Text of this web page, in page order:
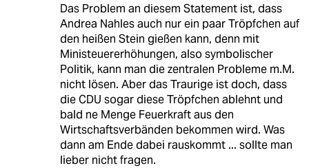
Das Problem an diesem Statement ist, dass
Andrea Nahles auch nur ein paar Tröpfchen auf
den heißen Stein gießen kann, denn mit
Ministeuererhöhungen, also symbolischer
Politik, kann man die zentralen Probleme m.M.
nicht lösen. Aber das Traurige ist doch, dass
die CDU sogar diese Tröpfchen ablehnt und
bald ne Menge Feuerkraft aus den
Wirtschaftsverbänden bekommen wird. Was
dann am Ende dabei rauskommt ... sollte man
lieber nicht fragen.